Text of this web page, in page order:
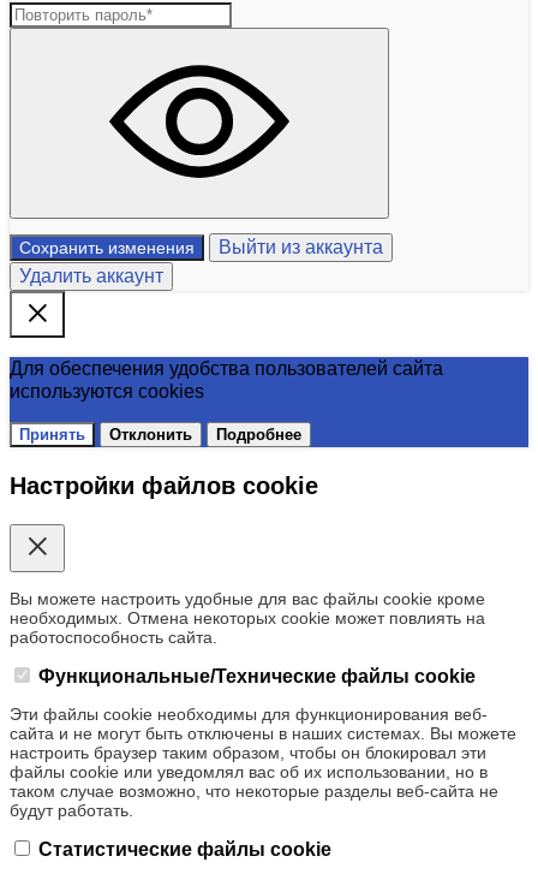
Сохранить изменения
Выйти из аккаунта
Удалить аккаунт
Для обеспечения удобства пользователей сайта
используются cookies
Принять Отклонить Подробнее
Настройки файлов cookie
Вы можете настроить удобные для вас файлы cookie кроме
необходимых. Отмена некоторых cookie может повлиять на
работоспособность сайта.
Функциональные/Технические файлы cookie
Эти файлы cookie необходимы для функционирования веб-
сайта и не могут быть отключены в наших системах. Вы можете
настроить браузер таким образом, чтобы он блокировал эти
файлы cookie или уведомлял вас об их использовании, но в
таком случае возможно, что некоторые разделы веб-сайта не
будут работать.
Статистические файлы cookie